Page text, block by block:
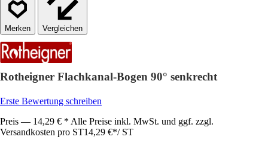
Vergleichen
Rotheigner Flachkanal-Bogen 90° senkrecht
Erste Bewertung schreiben
Preis — 14,29 € * Alle Preise inkl. MwSt. und ggf. zzgl.
Versandkosten pro ST14,29 €*/ ST